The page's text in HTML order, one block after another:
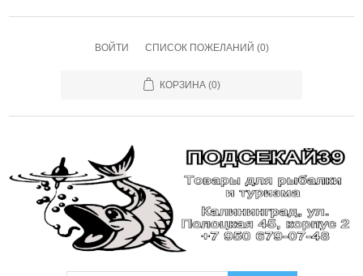
ВОЙТИ СПИСОК ПОЖЕЛАНИЙ (0)
КОРЗИНА (0)